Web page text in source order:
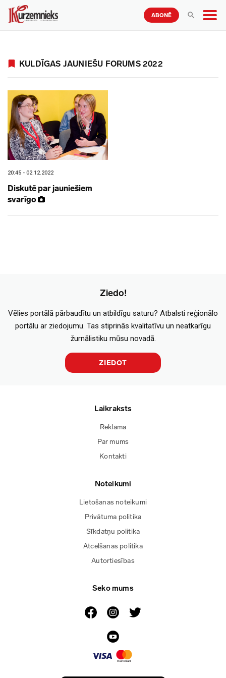
ABONĒ
KULDĪGAS JAUNIEŠU FORUMS 2022
20:45 - 02.12.2022
Diskutē par jauniešiem
svarīgo
Ziedo!
Vēlies portālā pārbaudītu un atbildīgu saturu? Atbalsti reģionālo
portālu ar ziedojumu. Tas stiprinās kvalitatīvu un neatkarīgu
žurnālistiku mūsu novadā.
ZIEDOT
Laikraksts
Reklāma
Par mums
Kontakti
Noteikumi
Lietošanas noteikumi
Privātuma politika
Sīkdatņu politika
Atcelšanas politika
Autortiesības
Seko mums